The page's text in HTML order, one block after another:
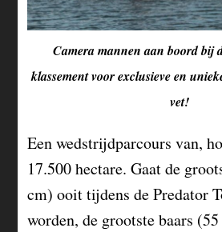
Camera mannen aan boord bij
klassement voor exclusieve en
vet!
Een wedstrijdparcours van,
17.500 hectare. Gaat de
cm) ooit tijdens de Predator
worden, de grootste baars